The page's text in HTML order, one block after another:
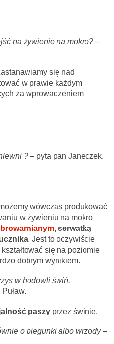
na żywienie na mokro?–
się nad
w prawie każdym
za wprowadzeniem
? – pyta pan Janeczek.
wówczas produkować
w żywieniu na mokro
, serwatką
. Jest to oczywiście
się na poziomie
dobrym wynikiem.
w hodowli świń.
paszyprzez świnie.
o biegunki albo wrzody –